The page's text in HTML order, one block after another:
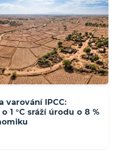
varování IPCC:
1 °C sráží úrodu o 8 %